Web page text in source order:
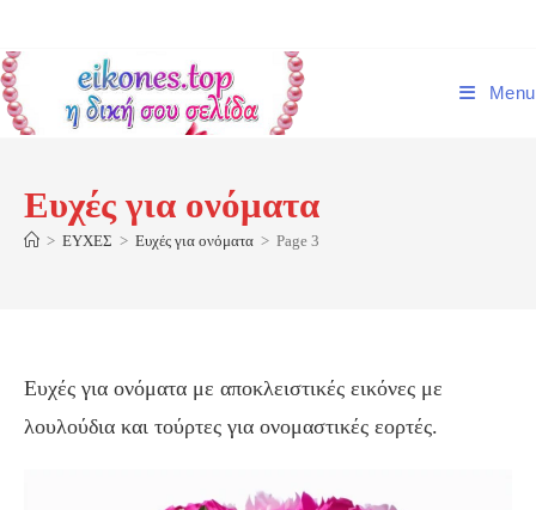
content
Menu
Ευχές για ονόματα
> ΕΥΧΕΣ > Ευχές για ονόματα > Page 3
Ευχές για ονόματα με αποκλειστικές εικόνες με
λουλούδια και τούρτες για ονομαστικές εορτές.